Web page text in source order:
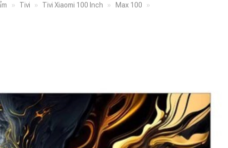
» Tivi » Tivi Xiaomi 100 Inch » Max 100 »